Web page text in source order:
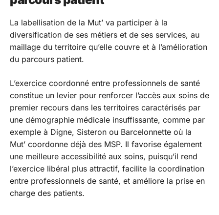
La labellisation de la Mut’ va participer à la
diversification de ses métiers et de ses services, au
maillage du territoire qu’elle couvre et à l’amélioration
du parcours patient.
L’exercice coordonné entre professionnels de santé
constitue un levier pour renforcer l’accès aux soins de
premier recours dans les territoires caractérisés par
une démographie médicale insuffissante, comme par
exemple à Digne, Sisteron ou Barcelonnette où la
Mut’ coordonne déjà des MSP. Il favorise également
une meilleure accessibilité aux soins, puisqu’il rend
l’exercice libéral plus attractif, facilite la coordination
entre professionnels de santé, et améliore la prise en
charge des patients.